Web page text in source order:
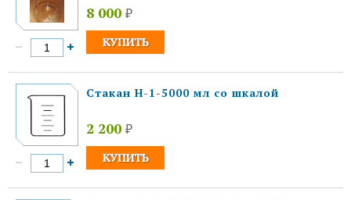
8 000 ₽
Стакан Н-1-5000 мл со шкалой
2 200 ₽